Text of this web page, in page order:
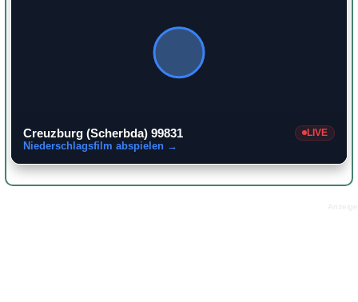
Creuzburg (Scherbda) 99831 LIVE
Niederschlagsfilm abspielen →